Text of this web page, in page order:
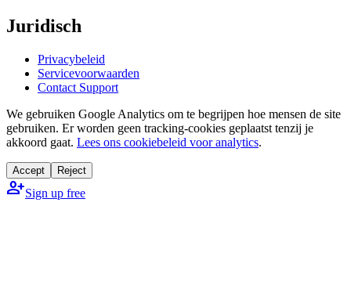
Juridisch
Privacybeleid
Servicevoorwaarden
Contact Support
We gebruiken Google Analytics om te begrijpen hoe mensen de site
gebruiken. Er worden geen tracking-cookies geplaatst tenzij je
akkoord gaat. Lees ons cookiebeleid voor analytics.
Accept Reject
person_addSign up free